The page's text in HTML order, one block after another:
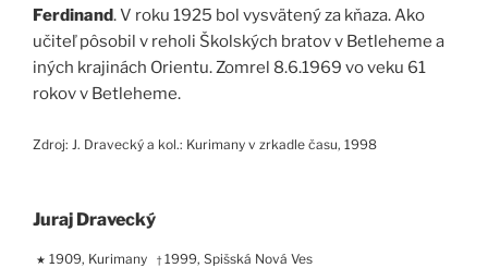
Ferdinand. V roku 1925 bol vysvätený za kňaza. Ako
učiteľ pôsobil v reholi Školských bratov v Betleheme a
iných krajinách Orientu. Zomrel 8.6.1969 vo veku 61
rokov v Betleheme.
Zdroj: J. Dravecký a kol.: Kurimany v zrkadle času, 1998
Juraj Dravecký
★ 1909, Kurimany †1999, Spišská Nová Ves